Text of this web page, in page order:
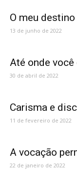
O meu destino
13 de junho de 2022
Até onde você
30 de abril de 2022
Carisma e
11 de fevereiro de 2022
A vocação
22 de janeiro de 2022